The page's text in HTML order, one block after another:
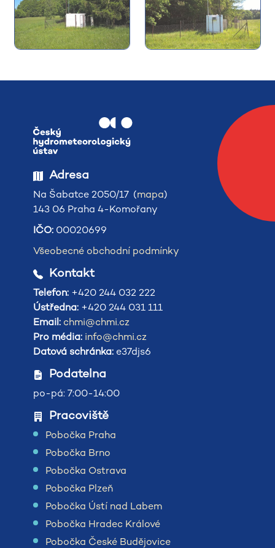
Adresa
Na Šabatce 2050/17 (mapa)
143 06 Praha 4-Komořany
IČO: 00020699
Všeobecné obchodní podmínky
Kontakt
Telefon: +420 244 032 222
Ústředna: +420 244 031 111
Email: chmi@chmi.cz
Pro média: info@chmi.cz
Datová schránka: e37djs6
Podatelna
po-pá: 7:00-14:00
Pracoviště
Pobočka Praha
Pobočka Brno
Pobočka Ostrava
Pobočka Plzeň
Pobočka Ústí nad Labem
Pobočka Hradec Králové
Pobočka České Budějovice